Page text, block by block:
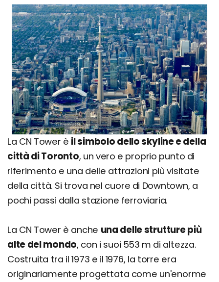
La CN Tower è il simbolo dello skyline e della
città di Toronto, un vero e proprio punto di
riferimento e una delle attrazioni più visitate
della città. Si trova nel cuore di Downtown, a
pochi passi dalla stazione ferroviaria.
La CN Tower è anche una delle strutture più
alte del mondo, con i suoi 553 m di altezza.
Costruita tra il 1973 e il 1976, la torre era
originariamente progettata come un'enorme